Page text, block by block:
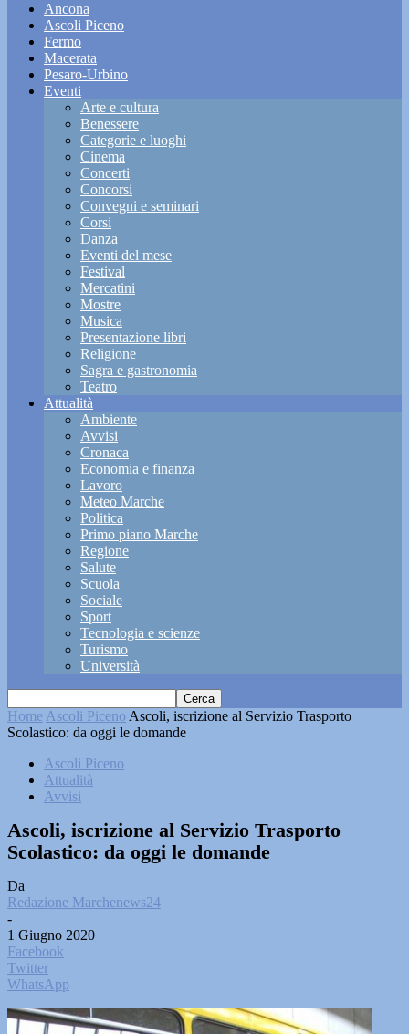
Ancona
Ascoli Piceno
Fermo
Macerata
Pesaro-Urbino
Eventi
Arte e cultura
Benessere
Categorie e luoghi
Cinema
Concerti
Concorsi
Convegni e seminari
Corsi
Danza
Eventi del mese
Festival
Mercatini
Mostre
Musica
Presentazione libri
Religione
Sagra e gastronomia
Teatro
Attualità
Ambiente
Avvisi
Cronaca
Economia e finanza
Lavoro
Meteo Marche
Politica
Primo piano Marche
Regione
Salute
Scuola
Sociale
Sport
Tecnologia e scienze
Turismo
Università
Home Ascoli Piceno Ascoli, iscrizione al Servizio Trasporto
Scolastico: da oggi le domande
Ascoli Piceno
Attualità
Avvisi
Ascoli, iscrizione al Servizio Trasporto
Scolastico: da oggi le domande
Da
Redazione Marchenews24
-
1 Giugno 2020
Facebook
Twitter
WhatsApp